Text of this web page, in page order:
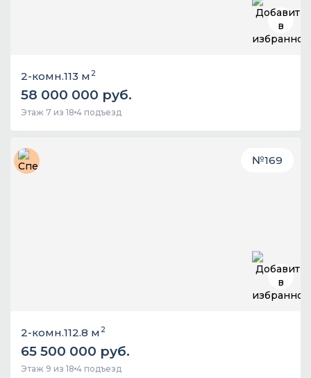
2-комн.113 м 2
58 000 000 руб.
Этаж 7 из 18 4 подъезд
№169
2-комн.112.8 м 2
65 500 000 руб.
Этаж 9 из 18 4 подъезд